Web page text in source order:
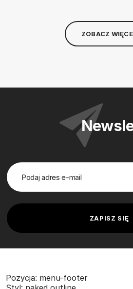
ZOBACZ
Pozycja: menu-footer